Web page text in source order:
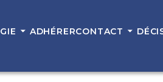
ADHÉRERCONTACT